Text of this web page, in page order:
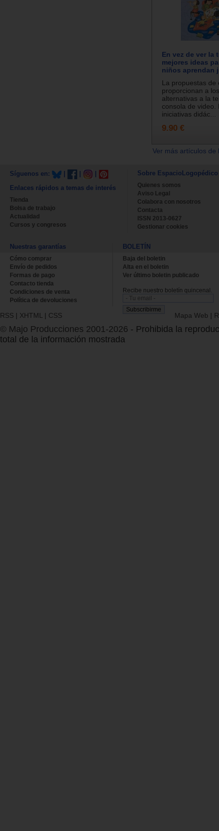
En vez de ver la
mejores ideas
niños aprendan
La propuestas de
proporcionan a
alternativas a la
consola de video.
iniciativas didác...
9.90 €
Ver más artículos
Síguenos en:
Enlaces rápidos a temas de interés
Tienda
Bolsa de trabajo
Actualidad
Cursos y congresos
Sobre EspacioLogopédico
Quienes somos
Aviso Legal
Colabora con nosotros
Contacta
ISSN 2013-0627
Gestionar cookies
Nuestras garantías
Cómo comprar
Envío de pedidos
Formas de pago
Contacto tienda
Condiciones de venta
Política de devoluciones
BOLETÍN
Baja del boletin
Alta en el boletin
Ver último boletin publicado
Recibe nuestro boletín quincenal.
RSS | XHTML | CSS Mapa Web |
© Majo Producciones 2001-2026 - Prohibida la
total de la información mostrada